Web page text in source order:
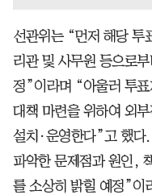
선관위는 “먼저 해당 투
리관 및 사무원 등으로
정”이라며 “아울러 투
대책 마련을 위하여 외
설치·운영한다”고 했다
파악한 문제점과 원인,
를 소상히 밝힐 예정”이